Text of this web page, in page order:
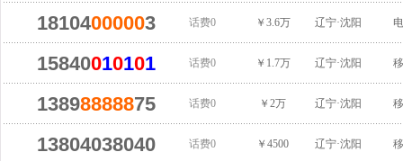
18104000003 话费0 ￥3.6万 辽宁·沈阳
15840010101 话费0 ￥1.7万 辽宁·沈阳
13898888875 话费0 ￥2万 辽宁·沈阳
13804038040 话费0 ￥4500 辽宁·沈阳